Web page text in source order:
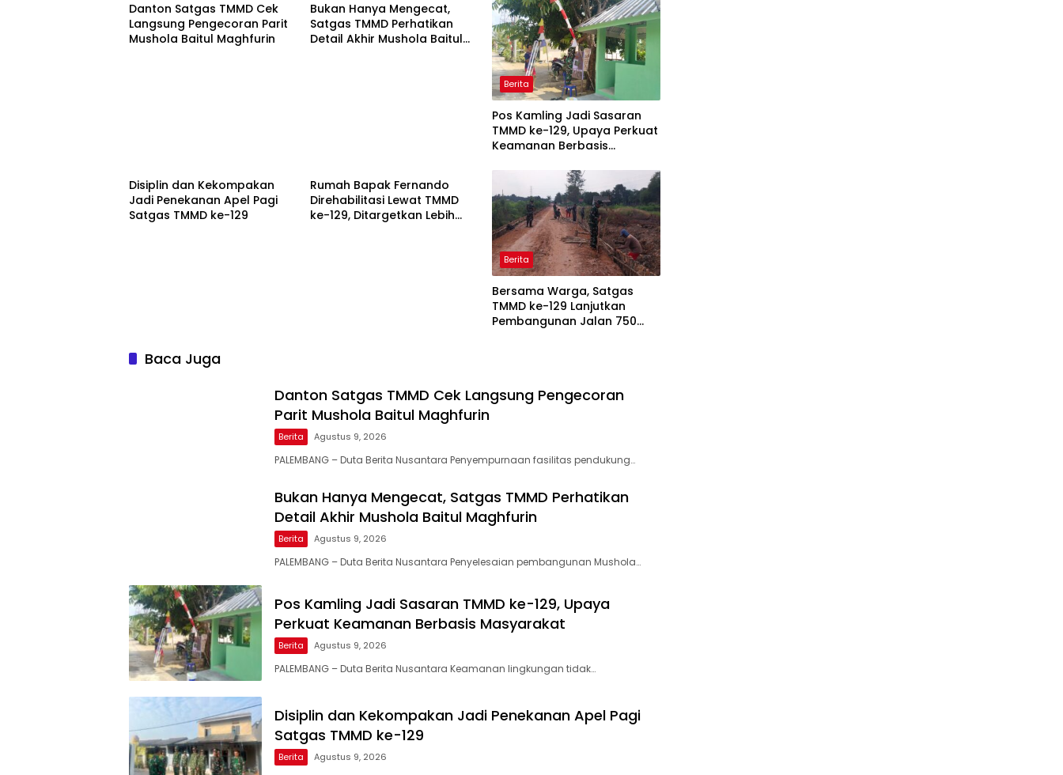
Danton Satgas TMMD Cek
Langsung Pengecoran Parit
Mushola Baitul Maghfurin
Bukan Hanya Mengecat,
Satgas TMMD Perhatikan
Detail Akhir Mushola Baitul
Berita
Pos Kamling Jadi Sasaran
TMMD ke-129, Upaya Perkuat
Keamanan Berbasis
Disiplin dan Kekompakan
Jadi Penekanan Apel Pagi
Satgas TMMD ke-129
Rumah Bapak Fernando
Direhabilitasi Lewat TMMD
ke-129, Ditargetkan Lebih
Berita
Bersama Warga, Satgas
TMMD ke-129 Lanjutkan
Pembangunan Jalan 750
Baca Juga
Danton Satgas TMMD Cek Langsung Pengecoran
Parit Mushola Baitul Maghfurin
Berita Agustus 9, 2026
PALEMBANG – Duta Berita Nusantara Penyempurnaan fasilitas pendukung…
Bukan Hanya Mengecat, Satgas TMMD Perhatikan
Detail Akhir Mushola Baitul Maghfurin
Berita Agustus 9, 2026
PALEMBANG – Duta Berita Nusantara Penyelesaian pembangunan Mushola…
Pos Kamling Jadi Sasaran TMMD ke-129, Upaya
Perkuat Keamanan Berbasis Masyarakat
Berita Agustus 9, 2026
PALEMBANG – Duta Berita Nusantara Keamanan lingkungan tidak…
Disiplin dan Kekompakan Jadi Penekanan Apel Pagi
Satgas TMMD ke-129
Berita Agustus 9, 2026